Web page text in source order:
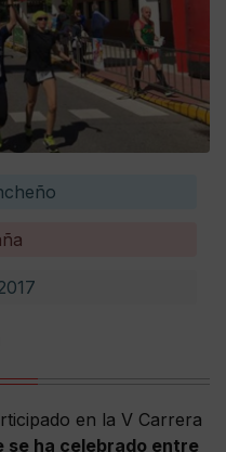
en la V Carrera
se ha celebrado entre